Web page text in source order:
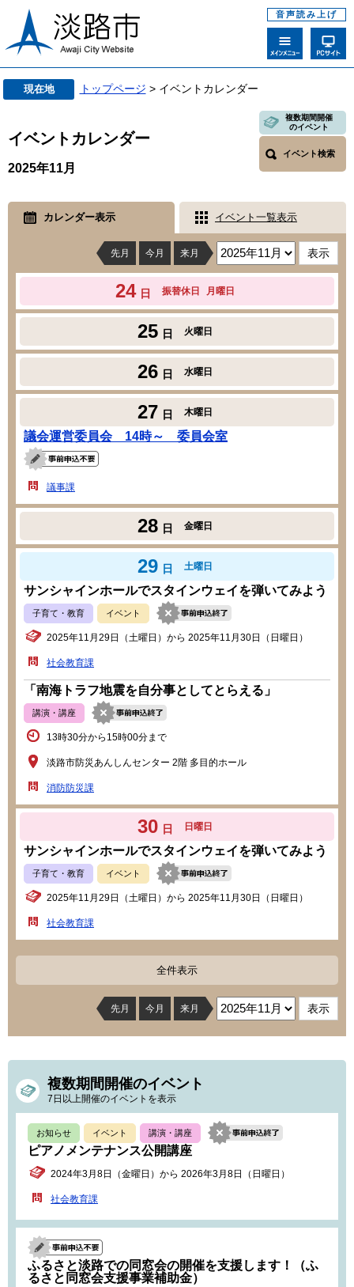
音声読み上げ
現在地 トップページ > イベントカレンダー
イベントカレンダー
複数期間開催
のイベント
イベント検索
2025年11月
カレンダー表示 イベント一覧表示
先月 今月 来月
24 日 振替休日 月曜日
25 日 火曜日
26 日 水曜日
27 日 木曜日
議会運営委員会 14時～ 委員会室
議事課
28 日 金曜日
29 日 土曜日
サンシャインホールでスタインウェイを弾いてみよう
子育て・教育 イベント
2025年11月29日（土曜日）から 2025年11月30日（日曜日）
社会教育課
「南海トラフ地震を自分事としてとらえる」
講演・講座
13時30分から15時00分まで
淡路市防災あんしんセンター 2階 多目的ホール
消防防災課
30 日 日曜日
サンシャインホールでスタインウェイを弾いてみよう
子育て・教育 イベント
2025年11月29日（土曜日）から 2025年11月30日（日曜日）
社会教育課
全件表示
先月 今月 来月
複数期間開催のイベント
7日以上開催のイベントを表示
お知らせ イベント 講演・講座
ピアノメンテナンス公開講座
2024年3月8日（金曜日）から 2026年3月8日（日曜日）
社会教育課
ふるさと淡路での同窓会の開催を支援します！（ふ
るさと同窓会支援事業補助金）